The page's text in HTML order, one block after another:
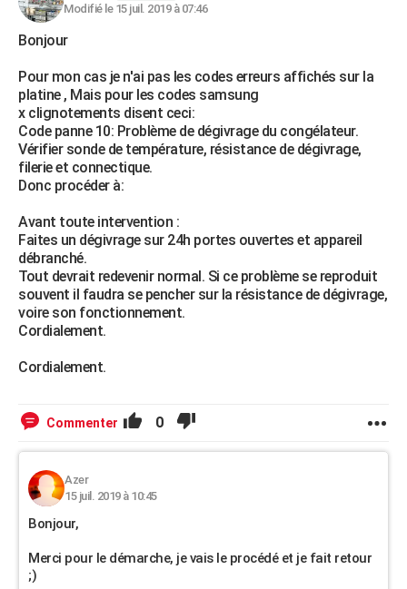
Modifié le 15 juil. 2019 à 07:46
Bonjour
Pour mon cas je n'ai pas les codes erreurs affichés sur la
platine , Mais pour les codes samsung
x clignotements disent ceci:
Code panne 10: Problème de dégivrage du congélateur.
Vérifier sonde de température, résistance de dégivrage,
filerie et connectique.
Donc procéder à:
Avant toute intervention :
Faites un dégivrage sur 24h portes ouvertes et appareil
débranché.
Tout devrait redevenir normal. Si ce problème se reproduit
souvent il faudra se pencher sur la résistance de dégivrage,
voire son fonctionnement.
Cordialement.
Cordialement.
Commenter 0
Azer
15 juil. 2019 à 10:45
Bonjour,
Merci pour le démarche, je vais le procédé et je fait retour
;)